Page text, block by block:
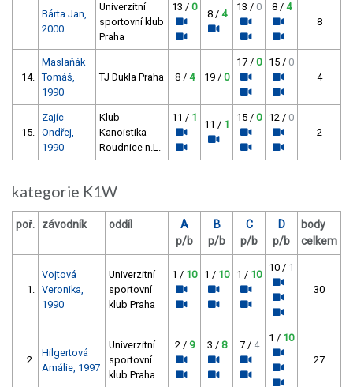
Bárta Jan,
2000
Univerzitní
sportovní klub
Praha
13 / 0
8 / 4
13 / 0 8 / 4
8
14.
Maslaňák
Tomáš,
1990
TJ Dukla Praha 8 / 4 19 / 0
17 / 0 15 / 0
4
15.
Zajíc
Ondřej,
1990
Klub
Kanoistika
Roudnice n.L.
11 / 1
11 / 1
15 / 0 12 / 0
2
kategorie K1W
poř. závodník oddíl
A
p/b
B
p/b
C
p/b
D
p/b
body
celkem
1.
Vojtová
Veronika,
1990
Univerzitní
sportovní
klub Praha
1 / 10 1 / 10 1 / 10
10 / 1
30
2.
Hilgertová
Amálie, 1997
Univerzitní
sportovní
klub Praha
2 / 9 3 / 8 7 / 4
1 / 10
27